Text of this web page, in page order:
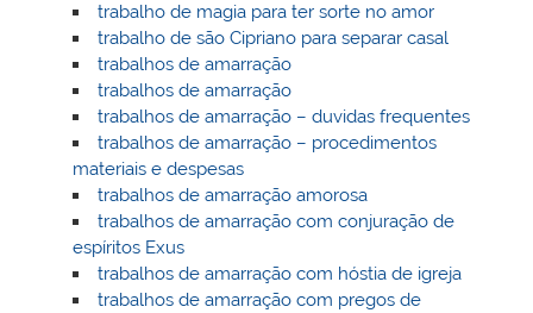
trabalho de magia para ter sorte no amor
trabalho de são Cipriano para separar casal
trabalhos de amarração
trabalhos de amarração
trabalhos de amarração – duvidas frequentes
trabalhos de amarração – procedimentos
materiais e despesas
trabalhos de amarração amorosa
trabalhos de amarração com conjuração de
espíritos Exus
trabalhos de amarração com hóstia de igreja
trabalhos de amarração com pregos de